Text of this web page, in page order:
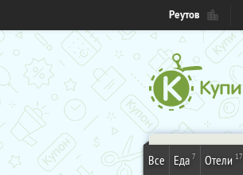
Реутов
Все Еда 7 Отели 17